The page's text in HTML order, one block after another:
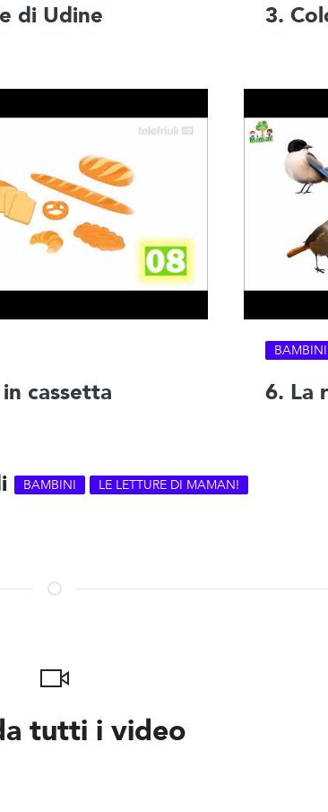
di Udine 3.
cassetta
BAMBINI
6. La
BAMBINI LE LETTURE DI MAMAN!
tutti i video